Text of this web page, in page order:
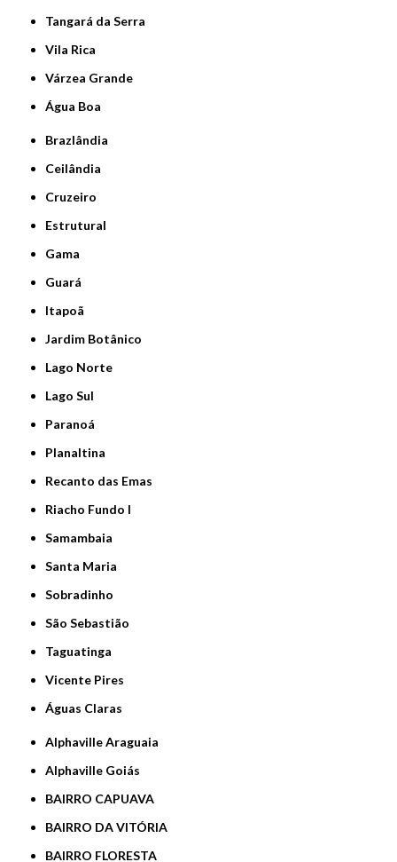
Tangará da Serra
Vila Rica
Várzea Grande
Água Boa
Brazlândia
Ceilândia
Cruzeiro
Estrutural
Gama
Guará
Itapoã
Jardim Botânico
Lago Norte
Lago Sul
Paranoá
Planaltina
Recanto das Emas
Riacho Fundo I
Samambaia
Santa Maria
Sobradinho
São Sebastião
Taguatinga
Vicente Pires
Águas Claras
Alphaville Araguaia
Alphaville Goiás
BAIRRO CAPUAVA
BAIRRO DA VITÓRIA
BAIRRO FLORESTA